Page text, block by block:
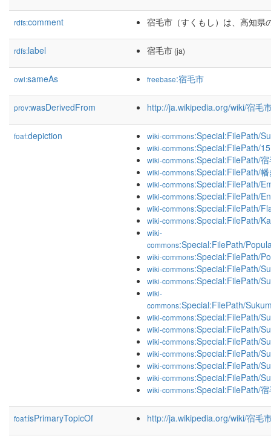
rdfs:comment 宿毛市（すくもし）は、高知県
rdfs:label 宿毛市 (ja)
owl:sameAs freebase:宿毛市
prov:wasDerivedFrom http://ja.wikipedia.org/wiki/宿毛
foaf:depiction wiki-commons:Special:FilePath/
wiki-commons:Special:FilePath/
wiki-commons:Special:FilePath/
wiki-commons:Special:FilePath/
wiki-commons:Special:FilePath/
wiki-commons:Special:FilePath/
wiki-commons:Special:FilePath/
wiki-commons:Special:FilePath/
wiki-
commons:Special:FilePath/
wiki-commons:Special:FilePath/
wiki-commons:Special:FilePath/
wiki-commons:Special:FilePath/
wiki-
commons:Special:FilePath/
wiki-commons:Special:FilePath/
wiki-commons:Special:FilePath/
wiki-commons:Special:FilePath/
wiki-commons:Special:FilePath/
wiki-commons:Special:FilePath/
wiki-commons:Special:FilePath/
wiki-commons:Special:FilePath/
foaf:isPrimaryTopicOf http://ja.wikipedia.org/wiki/宿毛